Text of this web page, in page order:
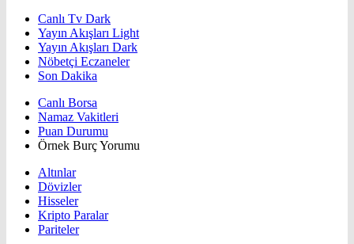
Canlı Tv Dark
Yayın Akışları Light
Yayın Akışları Dark
Nöbetçi Eczaneler
Son Dakika
Canlı Borsa
Namaz Vakitleri
Puan Durumu
Örnek Burç Yorumu
Altınlar
Dövizler
Hisseler
Kripto Paralar
Pariteler